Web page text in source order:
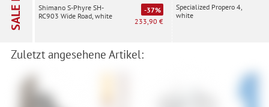
SALE
Shimano S-Phyre SH-
RC903 Wide Road, white
-37%
233,90 €
Specialized Propero 4,
white
Zuletzt angesehene Artikel: